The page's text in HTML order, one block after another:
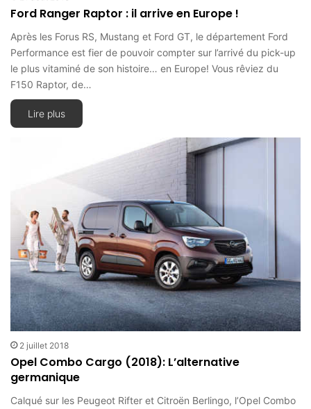
Ford Ranger Raptor : il arrive en Europe !
Après les Forus RS, Mustang et Ford GT, le département Ford
Performance est fier de pouvoir compter sur l’arrivé du pick-up
le plus vitaminé de son histoire… en Europe! Vous rêviez du
F150 Raptor, de…
Lire plus
2 juillet 2018
Opel Combo Cargo (2018): L’alternative
germanique
Calqué sur les Peugeot Rifter et Citroën Berlingo, l’Opel Combo